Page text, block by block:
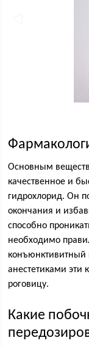
Основным
качественное и
гидрохлорид. Он
окончания и
способно
необходимо
анестетиками эти
роговицу.
Какие